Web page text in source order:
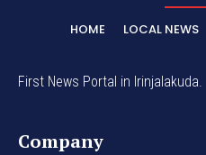
HOME LOCAL NEWS
First News Portal in Irinjalakuda.
Company